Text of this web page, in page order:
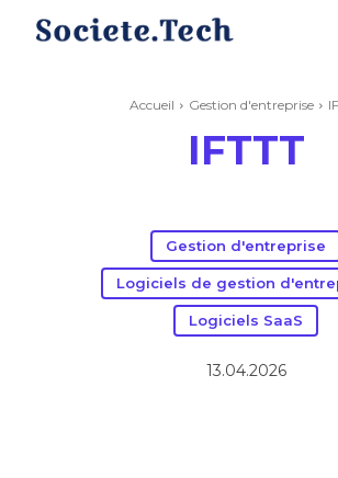
Accueil Gestion d'entreprise
IFTTT
Gestion d'entreprise
Logiciels de gestion
Logiciels SaaS
13.04.2026